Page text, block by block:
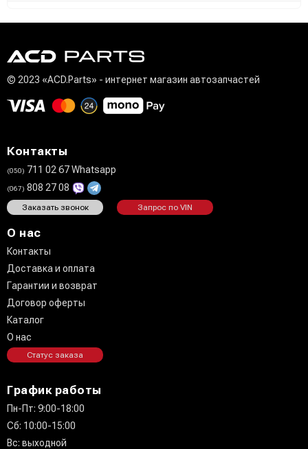
© 2023 «ACD.Parts» - интернет магазин автозапчастей
Контакты
(050) 711 02 67 Whatsapp
(067) 808 27 08
Заказать звонок Запрос по VIN
О нас
Контакты
Доставка и оплата
Гарантии и возврат
Договор оферты
Каталог
О нас
Статус заказа
График работы
Пн-Пт: 9:00-18:00
Сб: 10:00-15:00
Вс: выходной